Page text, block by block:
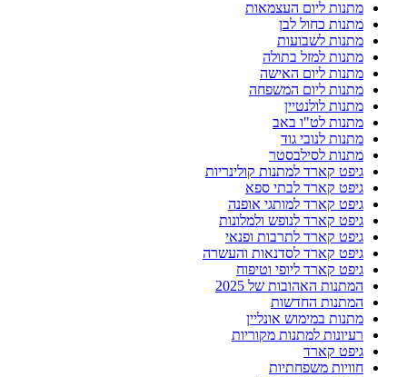
מתנות ליום העצמאות
מתנות כחול לבן
מתנות לשבועות
מתנות למזל בתולה
מתנות ליום האישה
מתנות ליום המשפחה
מתנות לולנטיין
מתנות לט"ו באב
מתנות לנובי גוד
מתנות לסילבסטר
גיפט קארד למתנות קולינריות
גיפט קארד לבתי ספא
גיפט קארד למותגי אופנה
גיפט קארד לנופש ולמלונות
גיפט קארד לתרבות ופנאי
גיפט קארד לסדנאות והעשרה
גיפט קארד ליופי וטיפוח
המתנות האהובות של 2025
המתנות החדשות
מתנות במימוש אונליין
רעיונות למתנות מקוריות
גיפט קארד
חוויות משפחתיות